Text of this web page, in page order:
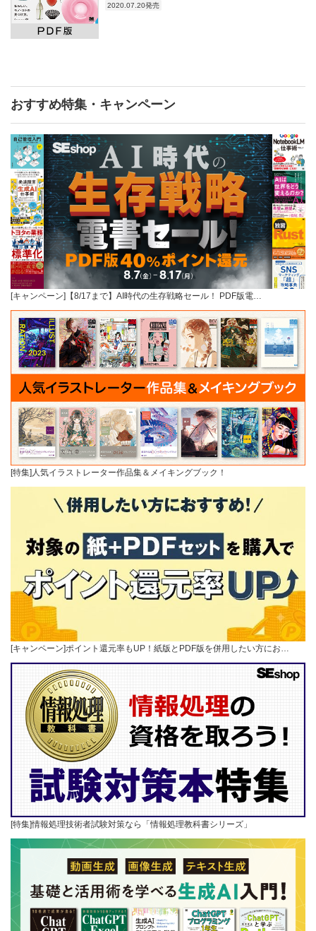
2020.07.20発売
おすすめ特集・キャンペーン
[キャンペーン]【8/17まで】AI時代の生存戦略セール！ PDF版電…
[特集]人気イラストレーター作品集＆メイキングブック！
[キャンペーン]ポイント還元率もUP！紙版とPDF版を併用したい方にお…
[特集]情報処理技術者試験対策なら「情報処理教科書シリーズ」